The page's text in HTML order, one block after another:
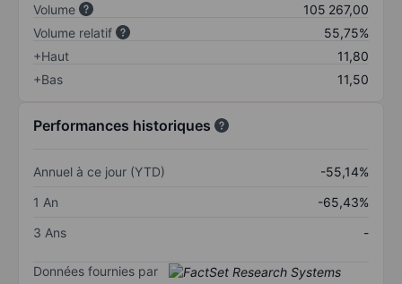
Volume
105 267,00
Volume relatif
55,75%
+Haut
11,80
+Bas
11,50
Performances historiques
Annuel à ce jour (YTD)
-55,14%
1 An
-65,43%
3 Ans
-
Données fournies par